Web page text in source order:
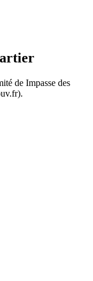
de Impasse des